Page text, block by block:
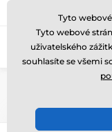
Zavolejte nám (Po-Pá 8-
Tyto
Tyto webové
uživatelského
souhlasíte se všemi